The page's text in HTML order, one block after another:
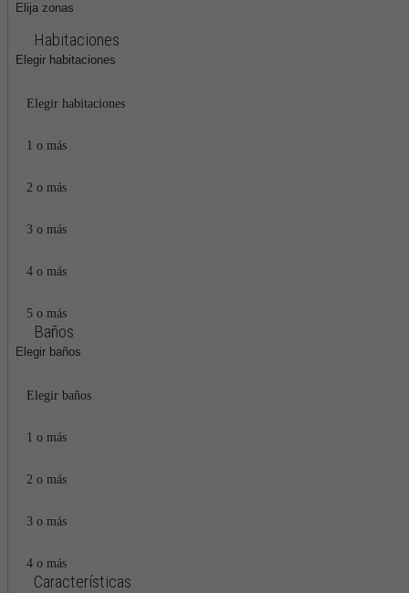
Elija zonas
Habitaciones
Elegir habitaciones
Elegir habitaciones
1 o más
2 o más
3 o más
4 o más
5 o más
Baños
Elegir baños
Elegir baños
1 o más
2 o más
3 o más
4 o más
Características